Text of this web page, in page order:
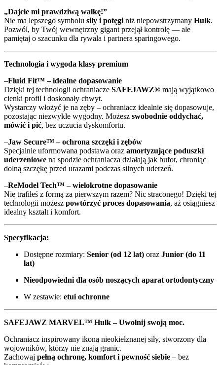
„Dajcie mi prawdziwą walkę!”
Nie ma lepszego symbolu siły i potęgi niż niepowstrzymany Hulk.
Pozwól, by Twój wewnętrzny gigant przejął kontrolę — ale
pamiętaj o szacunku dla rywala i partnera sparingowego.
Technologia i wygoda klasy premium
–Fluid Fit™ – idealne dopasowanie
Dzięki tej technologii ochraniacze SAFEJAWZ® mają wyjątkowo
cienki profil i doskonały chwyt.
Wystarczy włożyć je na zęby – ochraniacz idealnie się dopasowuje,
pozostając niezwykle wygodny. Możesz swobodnie oddychać,
mówić i pić, bez uczucia dyskomfortu.
–Jaw Secure™ – ochrona szczęki i zębów
Specjalnie uformowana podstawa oraz amortyzujące poduszki
uderzeniowe na spodzie ochraniacza działają jak bufor, chroniąc
dolną szczękę przed urazami podczas silnych uderzeń.
–ReModel Tech™ – wielokrotne dopasowanie
Nie trafiłeś z formą za pierwszym razem? Nic straconego! Dzięki tej
technologii możesz powtórzyć proces dopasowania, aż osiągniesz
idealny kształt i komfort.
Specyfikacja:
Dostępne rozmiary: Senior (od 12 lat) oraz Junior (do 11
lat)
Nieodpowiedni dla osób noszących aparat ortodontyczny
W zestawie: etui ochronne
SAFEJAWZ MARVEL™ Hulk – Uwolnij swoją moc.
Ochraniacz inspirowany ikoną nieokiełznanej siły, stworzony dla
wojowników, którzy nie znają granic.
Zachowaj pełną ochronę, komfort i pewność siebie – bez